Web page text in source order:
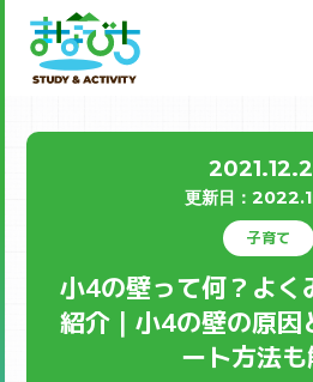
更新⽇：
子育て
小4の壁って何？よく
紹介｜小4の壁の原因
ート方法